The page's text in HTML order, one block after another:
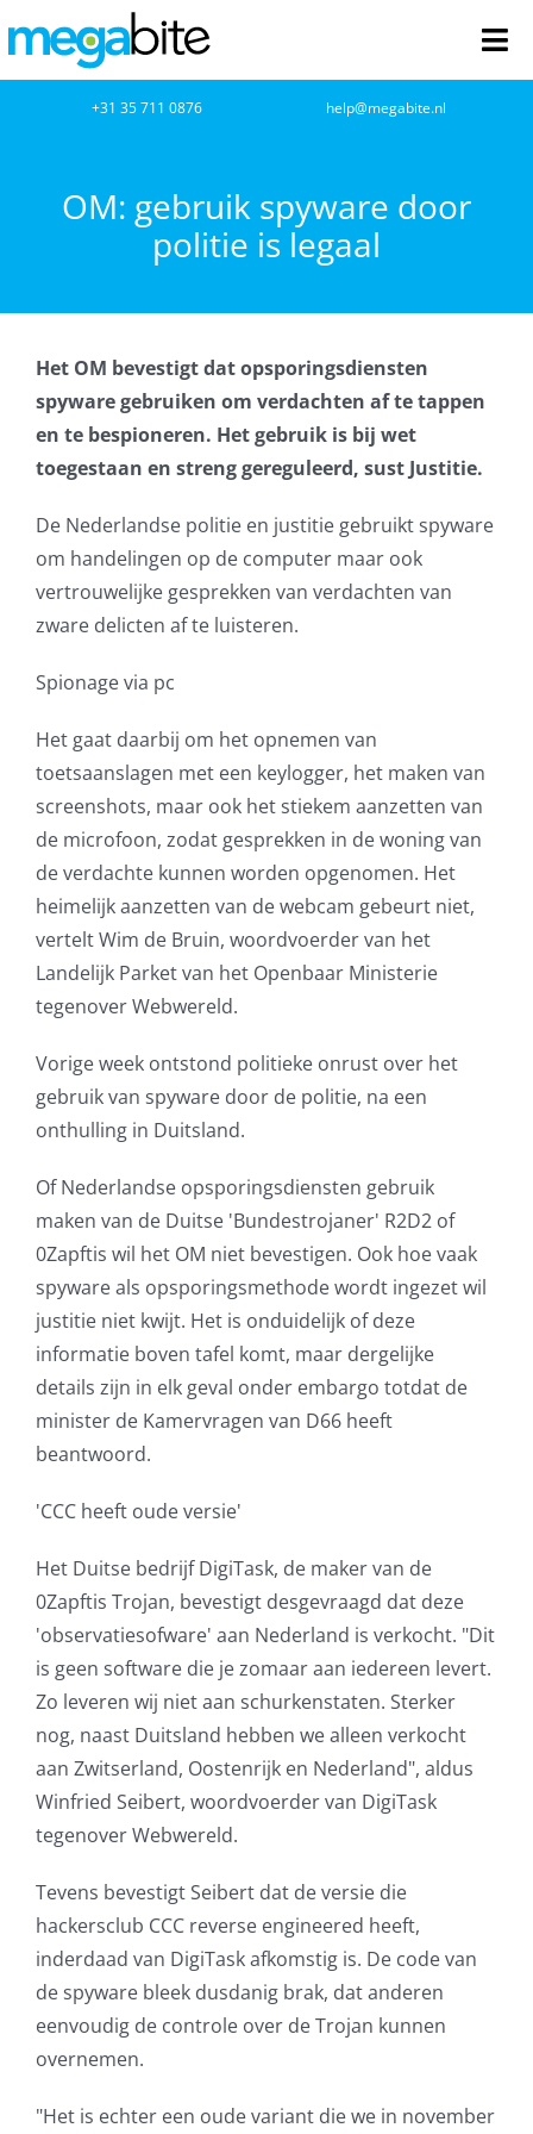
naar
inhoud
Netwerkbeheer
Cloud Computing
VOIP
AVG
Office365
Glasvezelverbindingen
Microsoft software licenties
SLA overeenkomsten
Remote Help
WordPress SLA Contract
+31 35 711 0876 help@megabite.nl
OM: gebruik spyware door
politie is legaal
Het OM bevestigt dat opsporingsdiensten
spyware gebruiken om verdachten af te tappen
en te bespioneren. Het gebruik is bij wet
toegestaan en streng gereguleerd, sust Justitie.
De Nederlandse politie en justitie gebruikt spyware
om handelingen op de computer maar ook
vertrouwelijke gesprekken van verdachten van
zware delicten af te luisteren.
Spionage via pc
Het gaat daarbij om het opnemen van
toetsaanslagen met een keylogger, het maken van
screenshots, maar ook het stiekem aanzetten van
de microfoon, zodat gesprekken in de woning van
de verdachte kunnen worden opgenomen. Het
heimelijk aanzetten van de webcam gebeurt niet,
vertelt Wim de Bruin, woordvoerder van het
Landelijk Parket van het Openbaar Ministerie
tegenover Webwereld.
Vorige week ontstond politieke onrust over het
gebruik van spyware door de politie, na een
onthulling in Duitsland.
Of Nederlandse opsporingsdiensten gebruik
maken van de Duitse 'Bundestrojaner' R2D2 of
0Zapftis wil het OM niet bevestigen. Ook hoe vaak
spyware als opsporingsmethode wordt ingezet wil
justitie niet kwijt. Het is onduidelijk of deze
informatie boven tafel komt, maar dergelijke
details zijn in elk geval onder embargo totdat de
minister de Kamervragen van D66 heeft
beantwoord.
'CCC heeft oude versie'
Het Duitse bedrijf DigiTask, de maker van de
0Zapftis Trojan, bevestigt desgevraagd dat deze
'observatiesofware' aan Nederland is verkocht. "Dit
is geen software die je zomaar aan iedereen levert.
Zo leveren wij niet aan schurkenstaten. Sterker
nog, naast Duitsland hebben we alleen verkocht
aan Zwitserland, Oostenrijk en Nederland", aldus
Winfried Seibert, woordvoerder van DigiTask
tegenover Webwereld.
Tevens bevestigt Seibert dat de versie die
hackersclub CCC reverse engineered heeft,
inderdaad van DigiTask afkomstig is. De code van
de spyware bleek dusdanig brak, dat anderen
eenvoudig de controle over de Trojan kunnen
overnemen.
"Het is echter een oude variant die we in november